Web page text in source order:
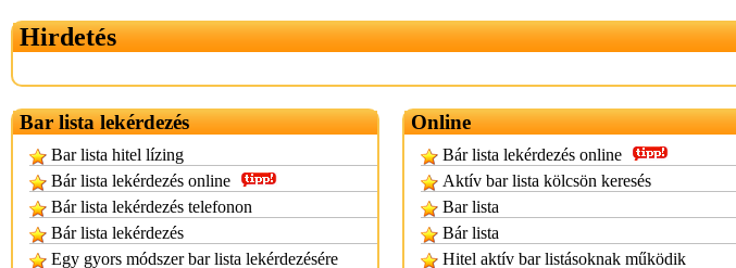
Hirdetés
Bar lista lekérdezés
Bar lista hitel lízing
Bár lista lekérdezés online
Bár lista lekérdezés telefonon
Bár lista lekérdezés
Egy gyors módszer bar lista lekérdezésére
Online
Bár lista lekérdezés online
Aktív bar lista kölcsön keresés
Bar lista
Bár lista
Hitel aktív bar listásoknak működik